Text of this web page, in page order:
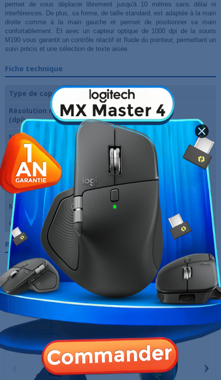
permet de vous déplacer librement jusqu'à 10 mètres sans délai ni
interférences. De plus, sa forme, de taille standard, est adaptée à la main
droite comme à la main gauche et permet de positionner sa main
confortablement. Et avec un capteur optique de 1000 dpi de la souris
M190 vous garantit un contrôle réactif et fluide du pointeur, permettant un
suivi précis et une sélection de texte aisée.
Fiche technique
Type de capteur
Optique
Résolution maximale
(dpi)
1000
Nombre de boutons
Rétro-éclairage
Dimensions
115.4 x 66.1 x 40.3 mm
Sans-fil
Oui
Marque
Logitech
Garantie
Références spécifiques
10 AUTRES PRODUITS DANS LA MÊME
CATÉGORIE :
›